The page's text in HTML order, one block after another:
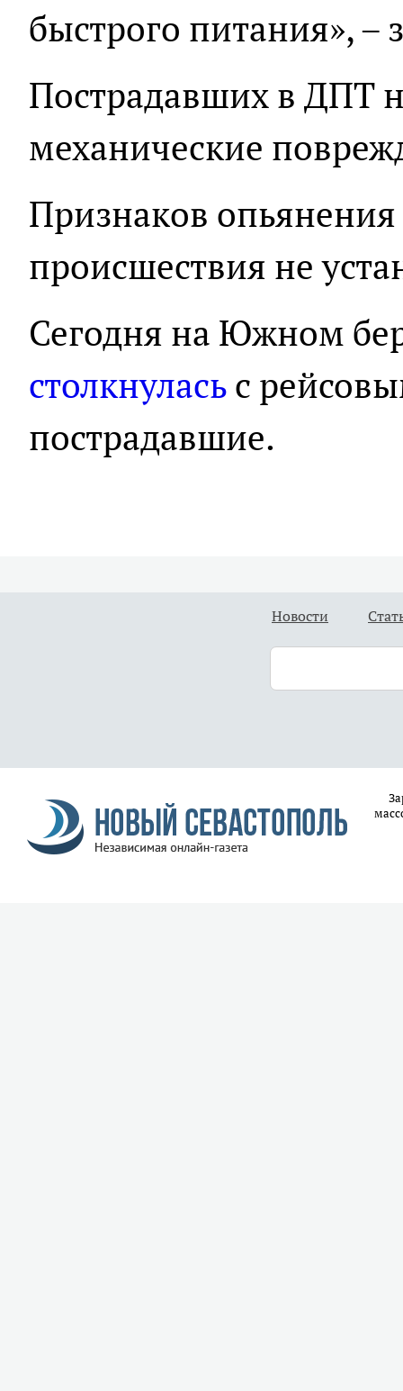
быстрого питания», –
Пострадавших в ДПТ
механические
Признаков опьянения
происшествия не
Сегодня на Южном
столкнуласьс
пострадавшие.
Новости